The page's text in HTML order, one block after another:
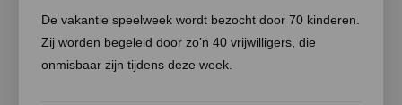
De vakantie speelweek wordt bezocht door 70 kinderen.
Zij worden begeleid door zo’n 40 vrijwilligers, die
onmisbaar zijn tijdens deze week.